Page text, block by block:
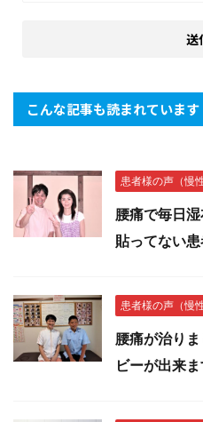
こんな記事も読まれています
患者様の声（慢
腰痛で毎日
貼ってない
患者様の声（慢
腰痛が治り
ビーが出来ま